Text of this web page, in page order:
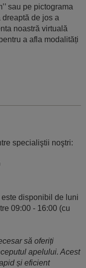
sau pe pictograma
de jos a
noastră virtuală
a afla modalități
specialiştii noştri:
disponibil de luni
09:00 - 16:00 (cu
să oferiți
apelului. Acest
și eficient